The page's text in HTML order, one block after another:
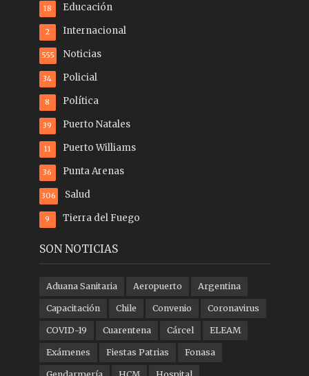
Educación
18
Internacional
2
Noticias
555
Policial
34
Política
8
Puerto Natales
39
Puerto Williams
11
Punta Arenas
36
Salud
306
Tierra del Fuego
9
SON NOTICIAS
Aduana Sanitaria Aeropuerto Argentina
Capacitación Chile Convenio Coronavirus
COVID-19 Cuarentena Cárcel ELEAM
Exámenes Fiestas Patrias Fonasa